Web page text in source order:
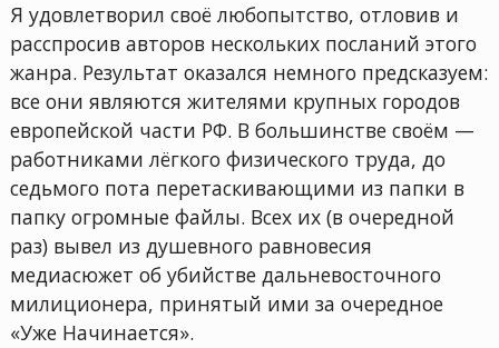
Я удовлетворил своё любопытство, отловив и
расспросив авторов нескольких посланий этого
жанра. Результат оказался немного предсказуем:
все они являются жителями крупных городов
европейской части РФ. В большинстве своём —
работниками лёгкого физического труда, до
седьмого пота перетаскивающими из папки в
папку огромные файлы. Всех их (в очередной
раз) вывел из душевного равновесия
медиасюжет об убийстве дальневосточного
милиционера, принятый ими за очередное
«Уже Начинается».